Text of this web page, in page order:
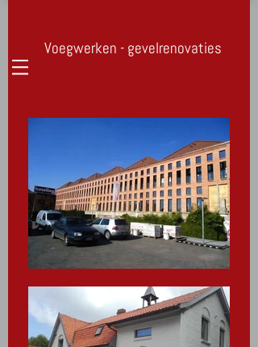
Voegwerken - gevelrenovaties